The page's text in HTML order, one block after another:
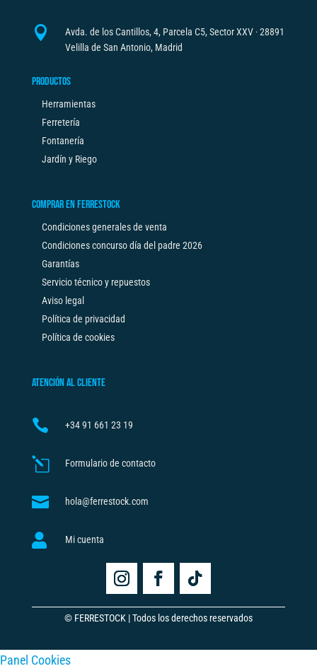

Avda. de los Cantillos, 4, Parcela C5, Sector XXV · 28891
Velilla de San Antonio, Madrid
PRODUCTOS
Herramientas
Ferretería
Fontanería
Jardín y Riego
COMPRAR EN FERRESTOCK
Condiciones generales de venta
Condiciones concurso día del padre 2026
Garantías
Servicio técnico y repuestos
Aviso legal
Política de privacidad
Política de cookies
ATENCIÓN AL CLIENTE
 +3491 661 23 19
l Formulario de contacto
 hola@ferrestock.com
 Mi cuenta
© FERRESTOCK | Todos los derechos reservados
Panel Cookies